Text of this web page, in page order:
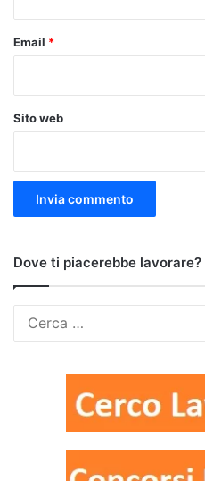
Email *
Sito web
Dove ti piacerebbe lavorare?